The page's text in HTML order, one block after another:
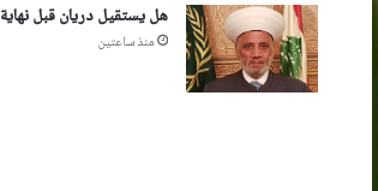
هل يستقيل دريان قبل
منذ ساعتين